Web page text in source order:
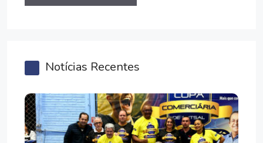
Notícias Recentes